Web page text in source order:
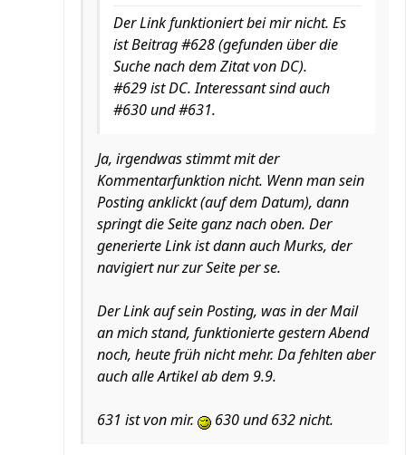
Der Link funktioniert bei mir nicht. Es
ist Beitrag #628 (gefunden über die
Suche nach dem Zitat von DC).
#629 ist DC. Interessant sind auch
#630 und #631.
Ja, irgendwas stimmt mit der
Kommentarfunktion nicht. Wenn man sein
Posting anklickt (auf dem Datum), dann
springt die Seite ganz nach oben. Der
generierte Link ist dann auch Murks, der
navigiert nur zur Seite per se.
Der Link auf sein Posting, was in der Mail
an mich stand, funktionierte gestern Abend
noch, heute früh nicht mehr. Da fehlten aber
auch alle Artikel ab dem 9.9.
631 ist von mir. 630 und 632 nicht.